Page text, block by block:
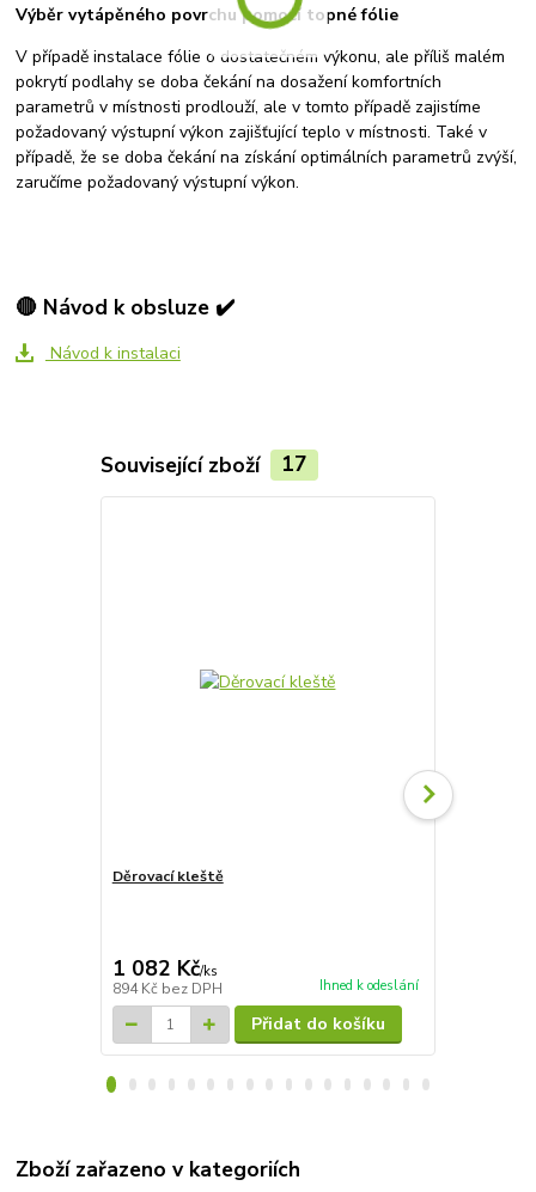
Výběr vytápěného povrchu pomocí topné fólie
V případě instalace fólie o dostatečném výkonu, ale příliš malém
pokrytí podlahy se doba čekání na dosažení komfortních
parametrů v místnosti prodlouží, ale v tomto případě zajistíme
požadovaný výstupní výkon zajišťující teplo v místnosti. Také v
případě, že se doba čekání na získání optimálních parametrů zvýší,
zaručíme požadovaný výstupní výkon.
🔴 Návod k obsluze ✔️
Návod k instalaci
Související zboží 17
Děrovací kleště
1 082 Kč/ks
894 Kč bez DPH Ihned k odeslání
Přidat do košíku
Zboží zařazeno v kategoriích